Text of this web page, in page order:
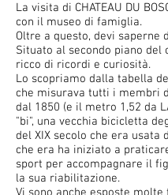
La visita di CHATEAU DU
con il museo di famiglia.
Oltre a questo, devi saperne
Situato al secondo piano del
ricco di ricordi e curiosità.
Lo scopriamo dalla tabella
che misurava tutti i membri
dal 1850 (e il metro 1,52 da
"bi", una vecchia bicicletta
del XIX secolo che era usata
che era ha iniziato a
sport per accompagnare il
la sua riabilitazione.